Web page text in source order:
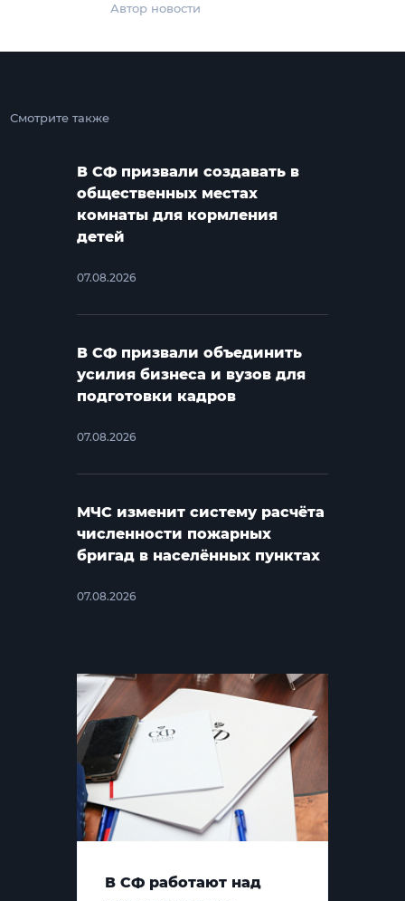
Автор новости
Смотрите также
В СФ призвали создавать в
общественных местах
комнаты для кормления
детей
07.08.2026
В СФ призвали объединить
усилия бизнеса и вузов для
подготовки кадров
07.08.2026
МЧС изменит систему расчёта
численности пожарных
бригад в населённых пунктах
07.08.2026
В СФ работают над